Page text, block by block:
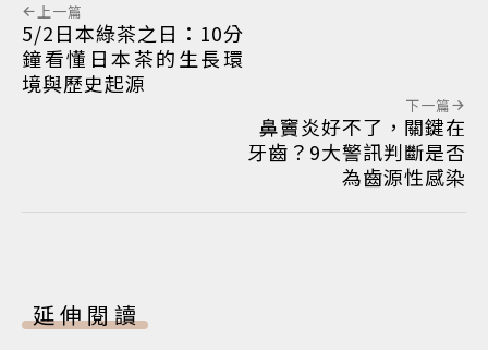
上一篇
5/2日本綠茶之日：10分
鐘看懂日本茶的生長環
境與歷史起源
下一篇
鼻竇炎好不了，關鍵在
牙齒？9大警訊判斷是否
為齒源性感染
延伸閱讀